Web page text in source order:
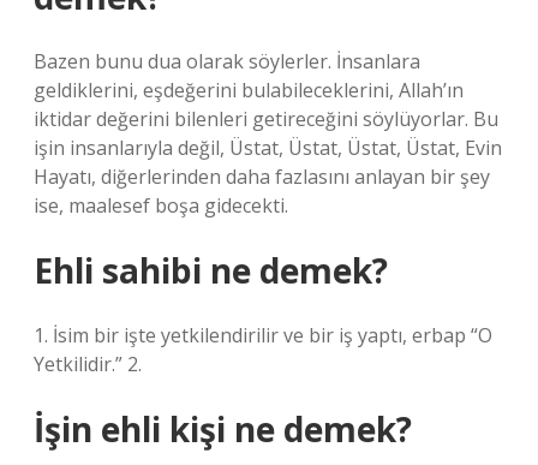
Bazen bunu dua olarak söylerler. İnsanlara
geldiklerini, eşdeğerini bulabileceklerini, Allah’ın
iktidar değerini bilenleri getireceğini söylüyorlar. Bu
işin insanlarıyla değil, Üstat, Üstat, Üstat, Üstat, Evin
Hayatı, diğerlerinden daha fazlasını anlayan bir şey
ise, maalesef boşa gidecekti.
Ehli sahibi ne demek?
1. İsim bir işte yetkilendirilir ve bir iş yaptı, erbap “O
Yetkilidir.” 2.
İşin ehli kişi ne demek?